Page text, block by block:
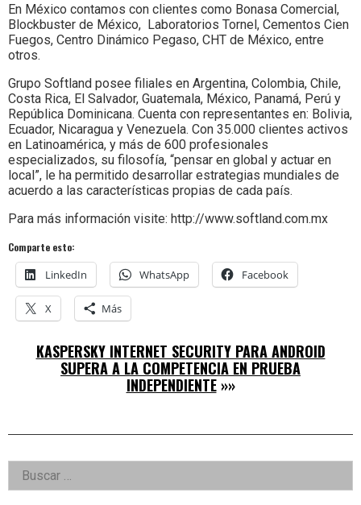
En México contamos con clientes como Bonasa Comercial,
Blockbuster de México, Laboratorios Tornel, Cementos Cien
Fuegos, Centro Dinámico Pegaso, CHT de México, entre
otros.
Grupo Softland posee filiales en Argentina, Colombia, Chile,
Costa Rica, El Salvador, Guatemala, México, Panamá, Perú y
República Dominicana. Cuenta con representantes en: Bolivia,
Ecuador, Nicaragua y Venezuela. Con 35.000 clientes activos
en Latinoamérica, y más de 600 profesionales
especializados, su filosofía, “pensar en global y actuar en
local”, le ha permitido desarrollar estrategias mundiales de
acuerdo a las características propias de cada país.
Para más información visite: http://www.softland.com.mx
Comparte esto:
LinkedIn WhatsApp Facebook
X Más
KASPERSKY INTERNET SECURITY PARA ANDROID
SUPERA A LA COMPETENCIA EN PRUEBA
INDEPENDIENTE»»
Right
Asides
Buscar: